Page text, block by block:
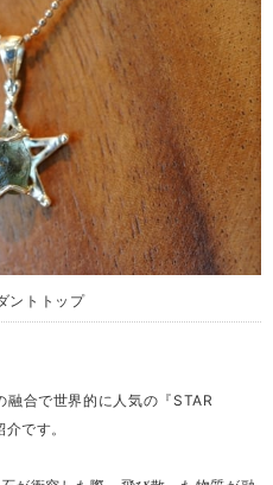
ントトップ
合で世界的に人気の『STAR
です。